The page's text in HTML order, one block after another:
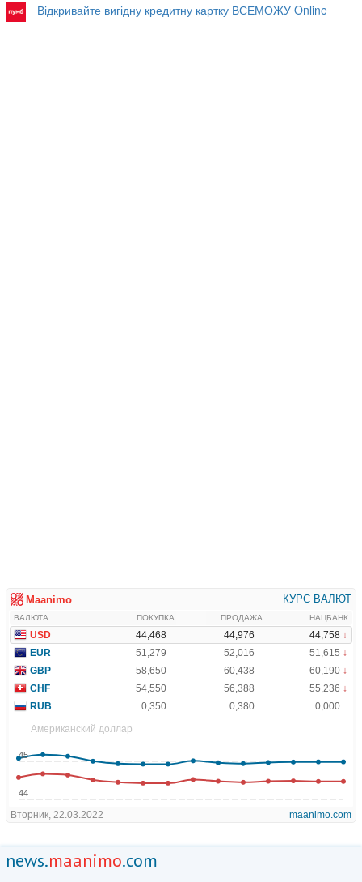
Відкривайте вигідну кредитну картку ВСЕМОЖУ Online
news.maanimo.com